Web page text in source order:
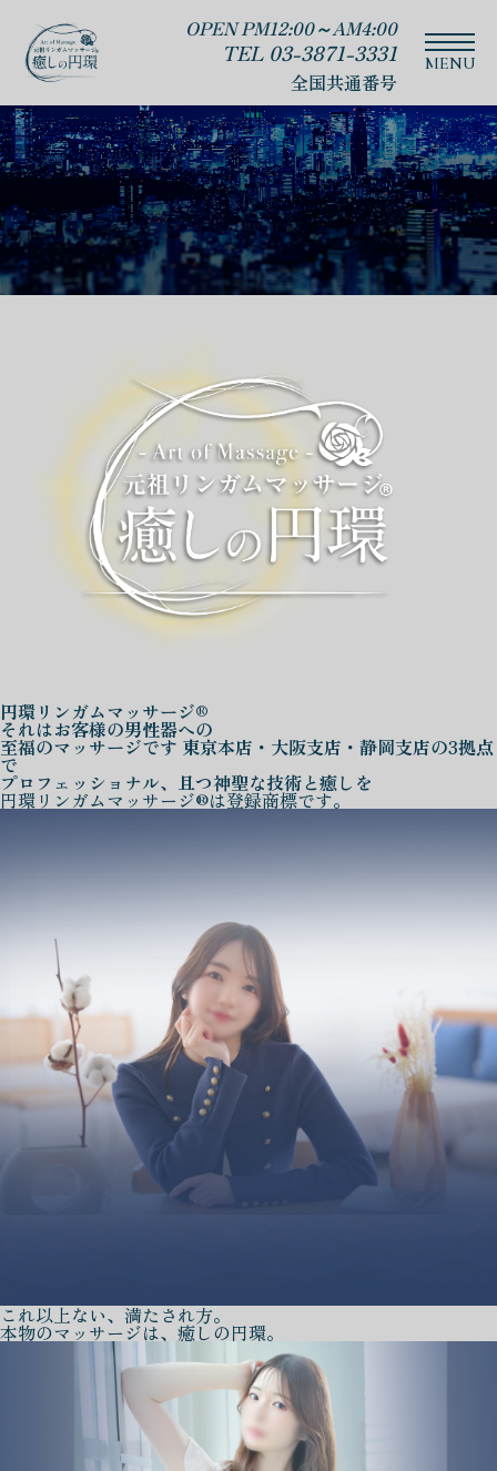
OPEN PM12:00～AM4:00
TEL 03-3871-3331
全国共通番号
円環リンガムマッサージ®
それはお客様の男性器への
至福のマッサージです 東京本店・大阪支店・静岡支店の3拠点
で
プロフェッショナル、且つ神聖な技術と癒しを
円環リンガムマッサージ®は登録商標です。
これ以上ない、満たされ方。
本物のマッサージは、癒しの円環。